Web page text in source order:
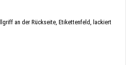
an der Rückseite, Etikettenfeld, lackiert